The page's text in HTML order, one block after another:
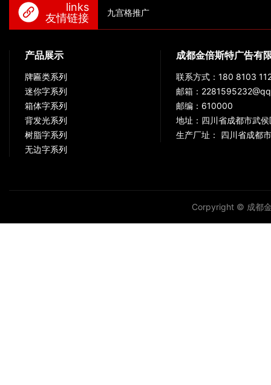
links
友情链接
九宫格推广
产品展示
牌匾类系列
迷你字系列
箱体字系列
背发光系列
树脂字系列
无边字系列
成都金倍斯特广告有
联系方式：180 8103
邮箱：
邮编：610000
地址：四川省成都市武
生产厂址： 四川省成都
Corpyright © 成都